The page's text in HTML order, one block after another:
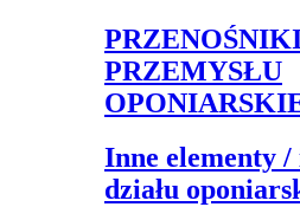
PRZEMYSŁU
Inne elementy
działu